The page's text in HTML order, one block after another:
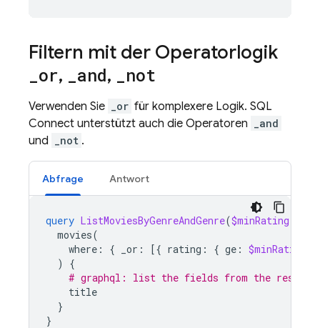
Filtern mit der Operatorlogik
or, and, not
Verwenden Sie _or für komplexere Logik. SQL
Connect unterstützt auch die Operatoren _and
und _not .
Abfrage Antwort
query ListMoviesByGenreAndGenre($minRating
movies(
where : { _or : [{ rating : { ge : $minRating
)
{
# graphql: list the fields from the results
title
}
}